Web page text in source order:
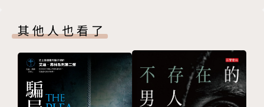
其他人也看了